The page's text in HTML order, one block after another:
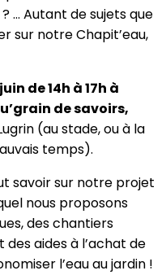
… Autant de sujets que
sur notre Chapit’eau,
de 14h à 17h à
de savoirs,
(au stade, ou à la
temps).
savoir sur notre projet
nous proposons
des chantiers
aides à l’achat de
l’eau au jardin !